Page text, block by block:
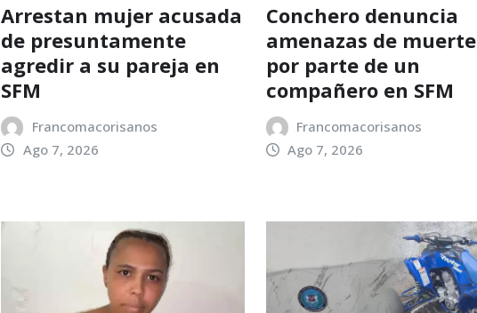
Arrestan mujer acusada
de presuntamente
agredir a su pareja en
SFM
Francomacorisanos
Ago 7, 2026
Conchero denuncia
amenazas de muerte
por parte de un
compañero en SFM
Francomacorisanos
Ago 7, 2026